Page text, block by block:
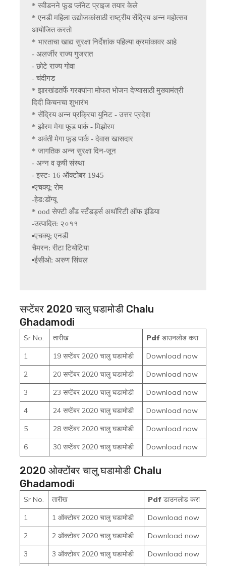
* स्वीडनने फूड प्लॅनेट प्राइज तयार केले
* एनडी महिला उद्योजकांसाठी राष्ट्रीय सेंद्रिय अन्न महोत्सव
आयोजित करतो
* भारताचा खाद्य सुरक्षा निर्देशांक पहिल्या क्रमांकावर आहे
- अलर्जीर राज्य गुजरात
- छोटे राज्य गोवा
- चंदीगड
* झारखंडतर्फे गरक्यांना मोफत भोजन देण्यासाठी मुख्यामंत्री
दिदी किचनचा शुभारंभ
* सेंद्रिय अन्न प्रक्रिया युनिट - उत्तर प्रदेश
* झोरम मेगा फूड पार्क - मिझोरम
* अवंती मेगा फूड पार्क - देवास खासदार
* जागतिक अन्न सुरक्षा दिन-जून
- अन्न व कृषी संस्था
- इस्टः 16 ऑक्टोबर 1945
▪️एचक्यू: रोम
-हेड:डोंग्यू
* ood सेफ्टी अँड स्टँडर्ड्स अथॉरिटी ऑफ इंडिया
-उत्पादित: २०११
▪️एचक्यू: एनडी
चैमरन: रीटा टियोटिया
▪️ईसीओ: अरुण सिंघल
सप्टेंबर 2020 चालु घडामोडी Chalu
Ghadamodi
Sr No. तारीख Pdfडाउनलोड करा
1
19 सप्टेंबर 2020 चालु घडामोडी
Download now
2
20 सप्टेंबर 2020 चालु घडामोडी
Download now
3
23 सप्टेंबर 2020 चालु घडामोडी
Download now
4
24 सप्टेंबर 2020 चालु घडामोडी
Download now
5
28 सप्टेंबर 2020 चालु घडामोडी
Download now
6
30 सप्टेंबर 2020 चालु घडामोडी Download now
2020 ओक्टोंबर चालु घडामोडी Chalu
Ghadamodi
Sr No. तारीख Pdfडाउनलोड करा
1
1 ऑक्टोबर 2020 चालु घडामोडी
Download now
2
2 ऑक्टोबर 2020 चालु घडामोडी
Download now
3
3 ऑक्टोबर 2020 चालु घडामोडी
Download now